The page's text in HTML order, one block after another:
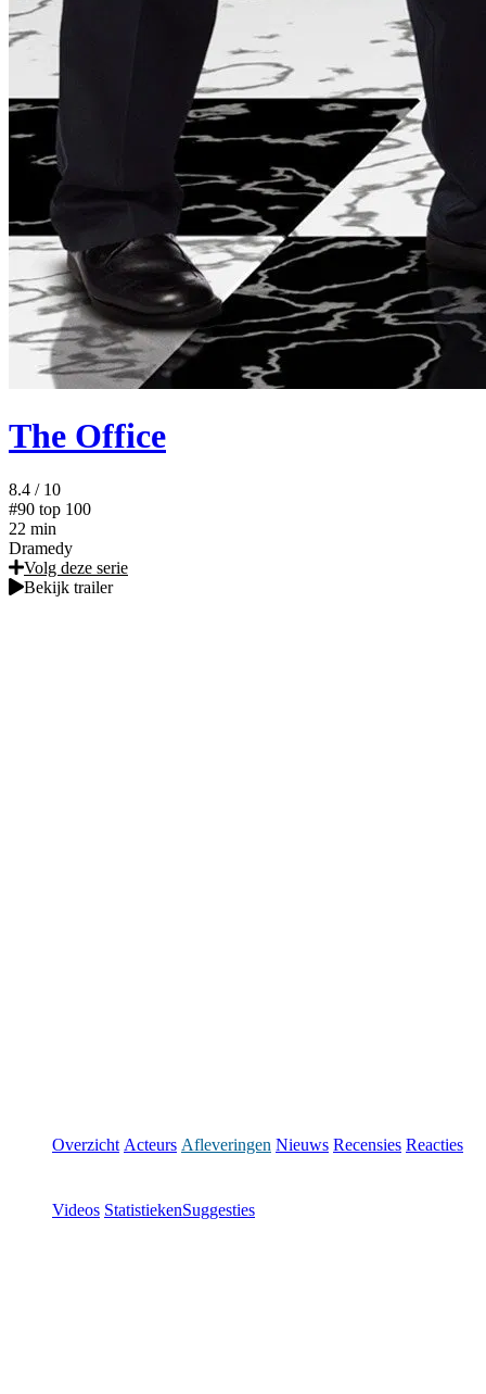
The Office
8.4 / 10
#90 top 100
22 min
Dramedy
Volg deze serie
Bekijk trailer
Overzicht Acteurs Afleveringen Nieuws Recensies Reacties
Videos StatistiekenSuggesties